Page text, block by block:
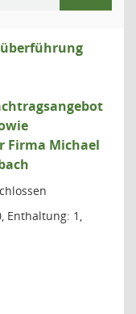
Firma Michael
Enthaltung: 1,